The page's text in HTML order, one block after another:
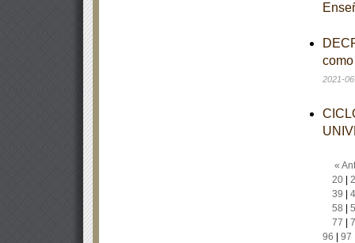
2021-
«
20|
39
58
77
96
97